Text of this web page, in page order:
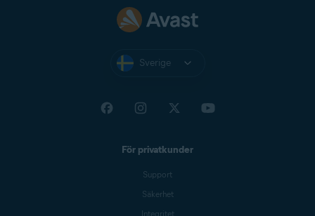
Sverige
För privatkunder
Support
Säkerhet
Integritet